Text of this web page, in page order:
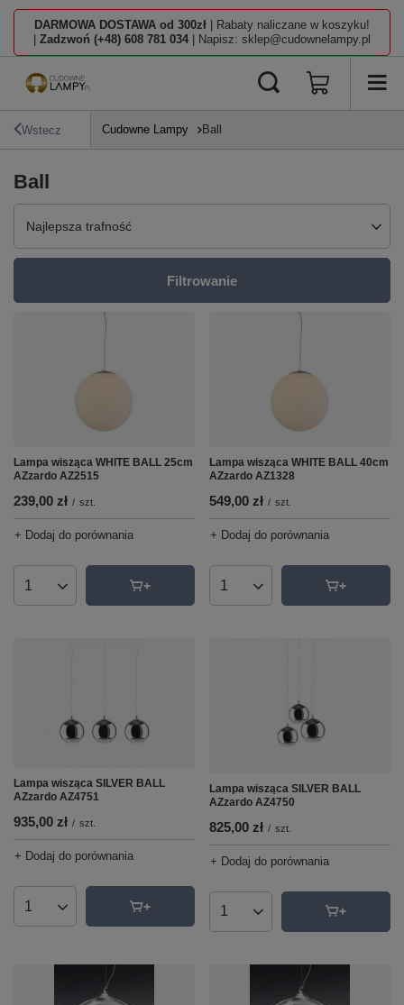
DARMOWA DOSTAWA od 300zł | Rabaty naliczane w koszyku!
Zadzwoń (+48) 608 781 034 | Napisz: sklep@cudownelampy.pl
Wstecz Cudowne Lampy Ball
Ball
Zmień sortowanie
Najlepsza trafność
Filtrowanie
Lampa wisząca WHITE BALL 25cm
AZzardo AZ2515
239,00 zł / szt.
+ Dodaj do porównania
Ilość produktów
Lampa wisząca WHITE BALL 40cm
AZzardo AZ1328
549,00 zł / szt.
+ Dodaj do porównania
Ilość produktów
Lampa wisząca SILVER BALL
AZzardo AZ4751
935,00 zł / szt.
+ Dodaj do porównania
Ilość produktów
Lampa wisząca SILVER BALL
AZzardo AZ4750
825,00 zł / szt.
+ Dodaj do porównania
Ilość produktów